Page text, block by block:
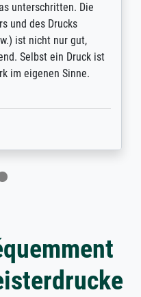
Die
des Drucks
nicht nur gut,
ein Druck ist
Sinne.